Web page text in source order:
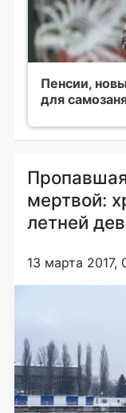
Пенсии,
для
мертвой:
летней
13 марта 2017,